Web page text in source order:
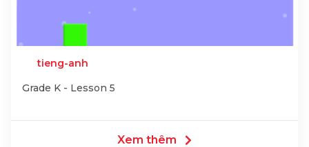
tieng-anh
Grade K - Lesson 5
Xem thêm